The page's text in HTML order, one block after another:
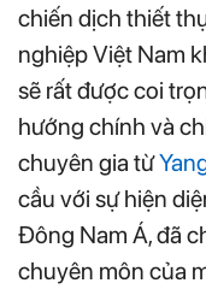
chiến dịch thiết
nghiệp Việt Nam
sẽ rất được coi
hướng chính và
chuyên gia từ
cầu với sự hiện
Đông Nam Á, đã
chuyên môn của